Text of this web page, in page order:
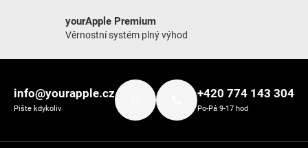
yourApple Premium
Věrnostní systém plný výhod
info@yourapple.cz
Pište kdykoliv
+420 774 143 304
Po-Pá 9-17 hod